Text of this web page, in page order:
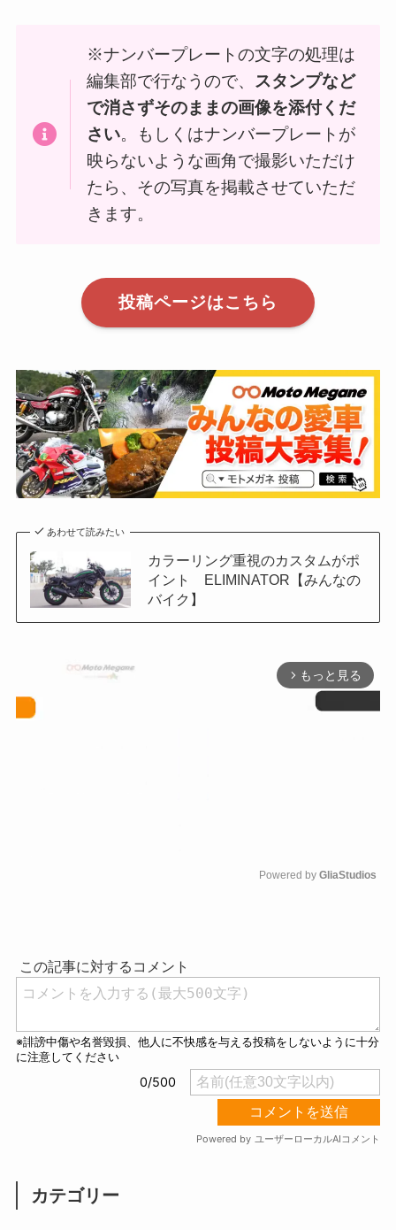
※ナンバープレートの文字の処理は
編集部で行なうので、 スタンプなど
で消さずそのままの画像を添付くだ
さい。もしくはナンバープレートが
映らないような画角で撮影いただけ
たら、その写真を掲載させていただ
きます。
投稿ページはこちら
あわせて読みたい
カラーリング重視のカスタムがポ
イント ELIMINATOR【みんなの
バイク】
arrow_forward_ios もっと見る
Powered by GliaStudios
カテゴリー